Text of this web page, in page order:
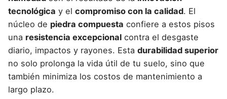
tecnológica y el compromiso con la calidad. El
núcleo de piedra compuesta confiere a estos pisos
una resistencia excepcional contra el desgaste
diario, impactos y rayones. Esta durabilidad superior
no solo prolonga la vida útil de tu suelo, sino que
también minimiza los costos de mantenimiento a
largo plazo.